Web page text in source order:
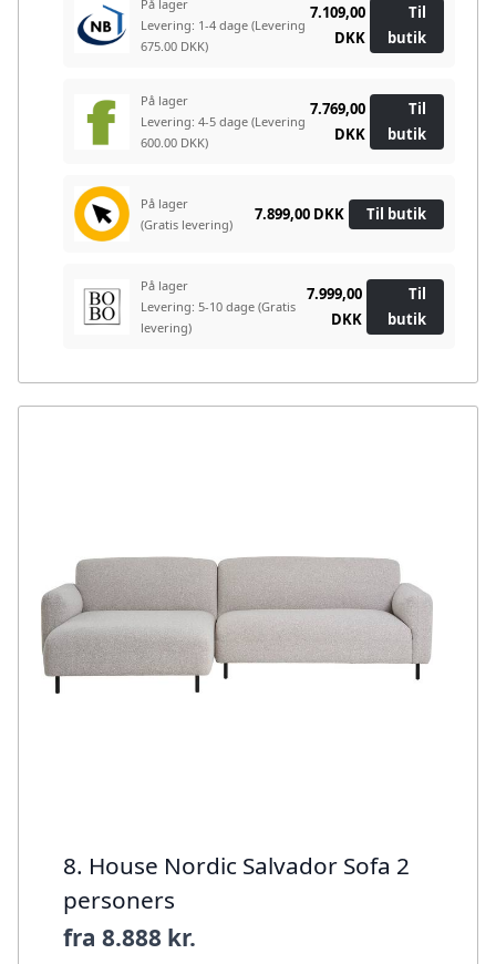
På lager
Levering: 1-4 dage (Levering
675.00 DKK)
7.109,00
DKK
Til
butik
På lager
Levering: 4-5 dage (Levering
600.00 DKK)
7.769,00
DKK
Til
butik
På lager
(Gratis levering)
7.899,00 DKK Til butik
På lager
Levering: 5-10 dage (Gratis
levering)
7.999,00
DKK
Til
butik
8. House Nordic Salvador Sofa 2
personers
fra 8.888 kr.